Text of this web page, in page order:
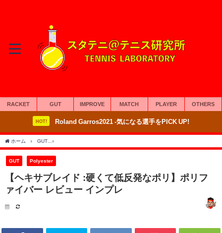
RACKET GUT IMPROVE MATCH PLAYER OTHERS
HOT! Roland Garros2021 -気になる選手をPICK UP!
ホーム GUT
GUT Polyester
【ヘキサブレイド :硬くて低反発なポリ】ポリフ
ァイバー レビュー インプレ